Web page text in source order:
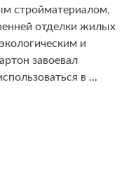
стройматериалом,
отделки жилых
и
завоевал
в ...